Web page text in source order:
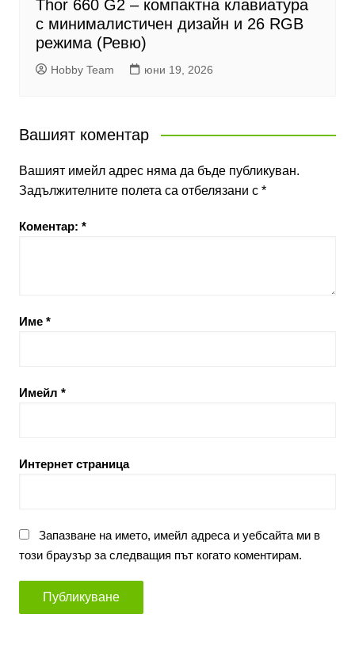
Thor 660 G2 – компактна клавиатура
с минималистичен дизайн и 26 RGB
режима (Ревю)
Hobby Team юни 19, 2026
Вашият коментар
Вашият имейл адрес няма да бъде публикуван.
Задължителните полета са отбелязани с *
Коментар: *
Име *
Имейл *
Интернет страница
Запазване на името, имейл адреса и уебсайта ми в
този браузър за следващия път когато коментирам.